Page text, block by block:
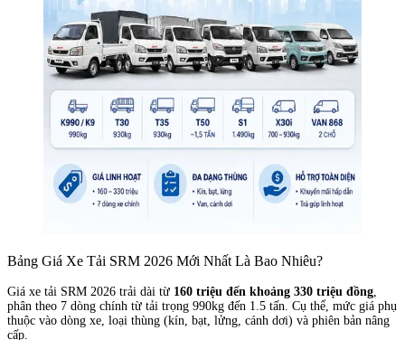
Bảng Giá Xe Tải SRM 2026 Mới Nhất Là Bao Nhiêu?
Giá xe tải SRM 2026 trải dài từ 160 triệu đến khoảng 330 triệu đồng,
phân theo 7 dòng chính từ tải trọng 990kg đến 1.5 tấn. Cụ thể, mức giá phụ
thuộc vào dòng xe, loại thùng (kín, bạt, lửng, cánh dơi) và phiên bản nâng
cấp.